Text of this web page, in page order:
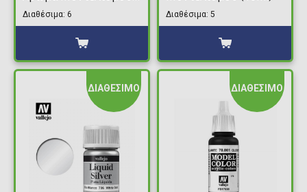
(35ml)
Διαθέσιμα: 6 Διαθέσιμα: 5
ΔΙΑΘΕΣΙΜΟ ΔΙΑΘΕΣΙΜΟ